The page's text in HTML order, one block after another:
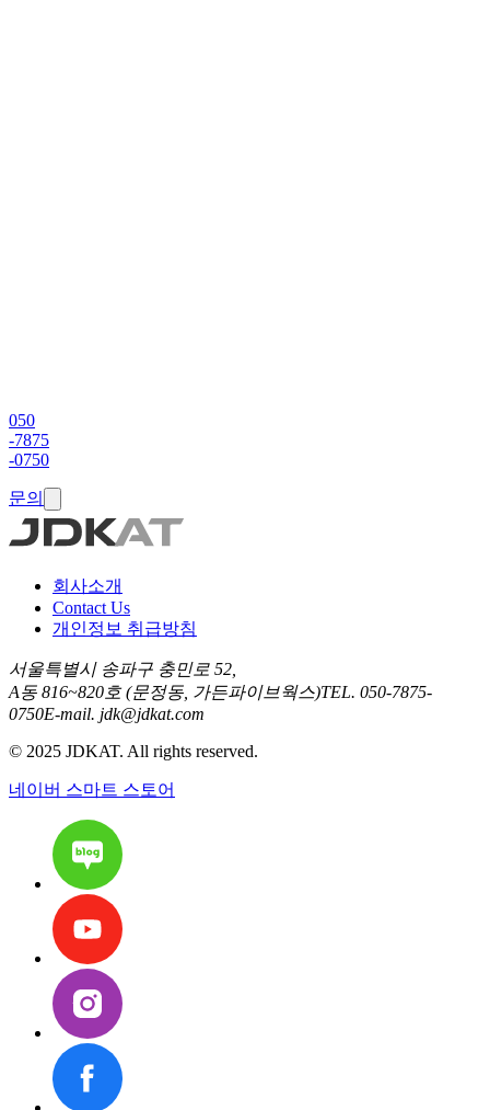
050
-7875
-0750
문의
회사소개
Contact Us
개인정보 취급방침
서울특별시 송파구 충민로 52,
A동 816~820호 (문정동, 가든파이브웍스)TEL. 050-7875-
0750E-mail. jdk@jdkat.com
© 2025 JDKAT. All rights reserved.
네이버 스마트 스토어